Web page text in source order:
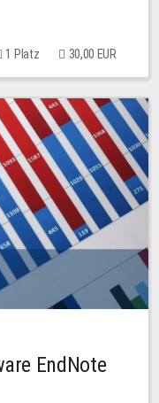
1 Platz 30,00 EUR
EndNote